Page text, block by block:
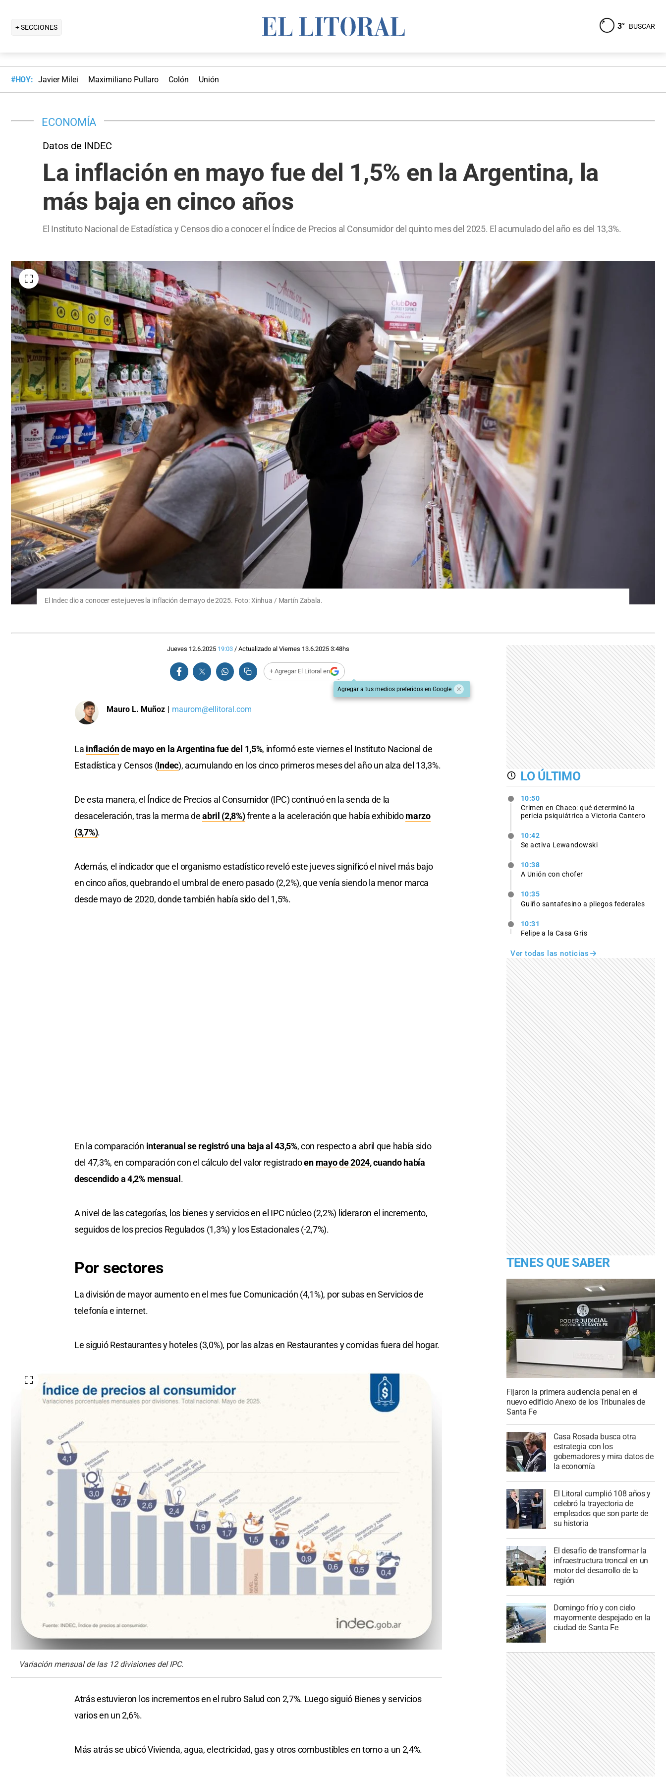
+ SECCIONES 3° BUSCAR
#HOY: Javier Milei Maximiliano Pullaro Colón Unión
ECONOMÍA
Datos de INDEC
La inflación en mayo fue del 1,5% en la Argentina, la
más baja en cinco años
El Instituto Nacional de Estadística y Censos dio a conocer el Índice de Precios al Consumidor del quinto mes del 2025. El acumulado del año es del 13,3%.
El Indec dio a conocer este jueves la inflación de mayo de 2025. Foto: Xinhua / Martín Zabala.
Jueves 12.6.2025 19:03 / Actualizado al Viernes 13.6.2025 3:48hs
+ Agregar El Litoral en
Agregar a tus medios preferidos en Google
Mauro L. Muñoz maurom@ellitoral.com
La inflaciónde mayo en la Argentina fue del 1,5%, informó este viernes el Instituto Nacional de
Estadística y Censos (Indec), acumulando en los cinco primeros meses del año un alza del 13,3%.
De esta manera, el Índice de Precios al Consumidor (IPC) continuó en la senda de la
desaceleración, tras la merma deabril (2,8%)frente a la aceleración que había exhibidomarzo
(3,7%).
Además, el indicador que el organismo estadístico reveló este jueves significó el nivel más bajo
en cinco años, quebrando el umbral de enero pasado (2,2%), que venía siendo la menor marca
desde mayo de 2020, donde también había sido del 1,5%.
En la comparación interanual se registró una baja al 43,5%, con respecto a abril que había sido
del 47,3%, en comparación con el cálculo del valor registradoen mayo de 2024, cuando había
descendido a 4,2% mensual.
A nivel de las categorías, los bienes y servicios en el IPC núcleo (2,2%) lideraron el incremento,
seguidos de los precios Regulados (1,3%) y los Estacionales (-2,7%).
Por sectores
La división de mayor aumento en el mes fue Comunicación (4,1%), por subas en Servicios de
telefonía e internet.
Le siguió Restaurantes y hoteles (3,0%), por las alzas en Restaurantes y comidas fuera del hogar.
Variación mensual de las 12 divisiones del IPC.
Atrás estuvieron los incrementos en el rubro Salud con 2,7%. Luego siguió Bienes y servicios
varios en un 2,6%.
Más atrás se ubicó Vivienda, agua, electricidad, gas y otros combustibles en torno a un 2,4%.
LO ÚLTIMO
10:50
Crimen en Chaco: qué determinó la
pericia psiquiátrica a Victoria Cantero
10:42
Se activa Lewandowski
10:38
A Unión con chofer
10:35
Guiño santafesino a pliegos federales
10:31
Felipe a la Casa Gris
Ver todas las noticias
TENES QUE SABER
Fijaron la primera audiencia penal en el
nuevo edificio Anexo de los Tribunales de
Santa Fe
Casa Rosada busca otra
estrategia con los
gobernadores y mira datos de
la economía
El Litoral cumplió 108 años y
celebró la trayectoria de
empleados que son parte de
su historia
El desafío de transformar la
infraestructura troncal en un
motor del desarrollo de la
región
Domingo frío y con cielo
mayormente despejado en la
ciudad de Santa Fe